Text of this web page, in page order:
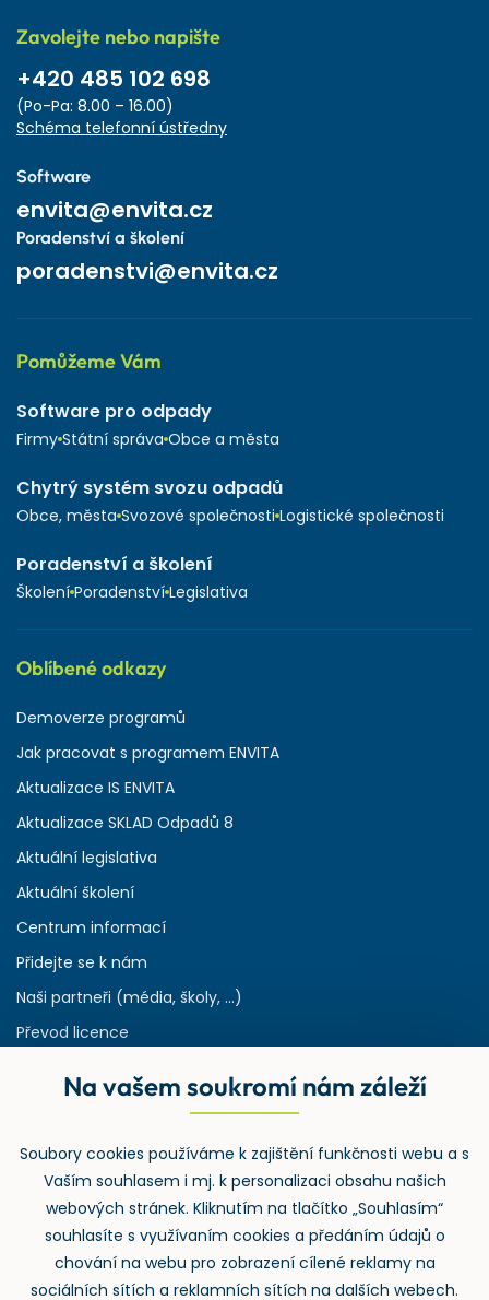
Zavolejte nebo napište
+420 485 102 698
(Po-Pa: 8.00 – 16.00)
Schéma telefonní ústředny
Software
envita@envita.cz
Poradenství a školení
poradenstvi@envita.cz
Pomůžeme Vám
Software pro odpady
Firmy Státní správa Obce a města
Chytrý systém svozu odpadů
Obce, města Svozové společnosti Logistické společnosti
Poradenství a školení
Školení Poradenství Legislativa
Oblíbené odkazy
Demoverze programů
Jak pracovat s programem ENVITA
Aktualizace IS ENVITA
Aktualizace SKLAD Odpadů 8
Aktuální legislativa
Aktuální školení
Centrum informací
Přidejte se k nám
Naši partneři (média, školy, ...)
Převod licence
Rejstřík používaných zkratek v odpadech
Zpětný odběr
Na vašem soukromí nám záleží
Soubory cookies používáme k zajištění funkčnosti webu a s
Vaším souhlasem i mj. k personalizaci obsahu našich
webových stránek. Kliknutím na tlačítko „Souhlasím“
souhlasíte s využívaním cookies a předáním údajů o
chování na webu pro zobrazení cílené reklamy na
sociálních sítích a reklamních sítích na dalších webech.